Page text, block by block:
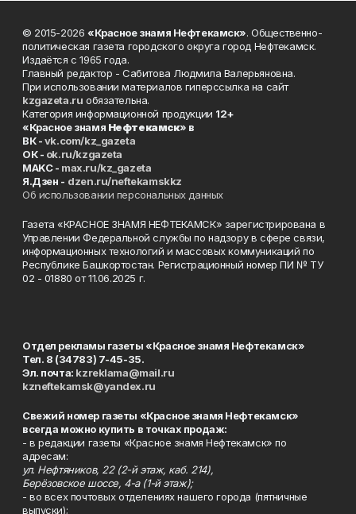
© 2015-2026 «Красное знамя Нефтекамск». Общественно-
политическая газета городского округа город Нефтекамск.
Издаётся с 1965 года.
Главный редактор - Сабитова Людмила Валерьяновна.
При использовании материалов гиперссылка на сайт
kzgazeta.ru обязательна.
Категория информационной продукции 12+
«Красное знамя Нефтекамск» в
ВК -vk.com/kz_gazeta
ОК - ok.ru/kzgazeta
MAKC - max.ru/kz_gazeta
Я.Дзен - dzen.ru/neftekamskkz
Об использовании персональных данных
Газета «КРАСНОЕ ЗНАМЯ НЕФТЕКАМСК» зарегистрирована в
Управлении Федеральной службы по надзору в сфере связи,
информационных технологий и массовых коммуникаций по
Республике Башкортостан. Регистрационный номер ПИ № ТУ
02 - 01880 от 11.06.2025 г.
Отдел рекламы газеты «Красное знамя Нефтекамск»
Тел. 8 (34783) 7-45-35.
Эл. почта: kzreklama@mail.ru
kzneftekamsk@yandex.ru
Свежий номер газеты «Красное знамя Нефтекамск»
всегда можно купить в точках продаж:
- в редакции газеты «Красное знамя Нефтекамск» по
адресам:
ул. Нефтяников, 22 (2-й этаж, каб. 214),
Берёзовское шоссе, 4-а (1-й этаж);
- во всех почтовых отделениях нашего города (пятничные
выпуски);